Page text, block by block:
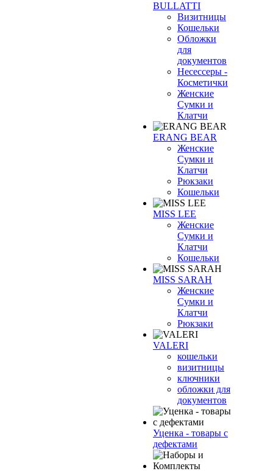
BULLATTI
Визитницы
Кошельки
Обложки
для
документов
Несессеры -
Косметички
Женские
Сумки и
Клатчи
ERANG BEAR
Женские
Сумки и
Клатчи
Рюкзаки
Кошельки
MISS LEE
Женские
Сумки и
Клатчи
Кошельки
MISS SARAH
Женские
Сумки и
Клатчи
Рюкзаки
VALERI
кошельки
визитницы
ключники
обложки для
документов
Уценка - товары с
дефектами